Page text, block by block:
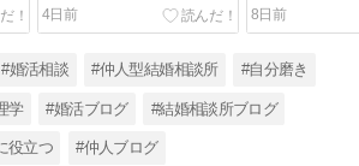
4日前
8日前
#婚活相談 #仲人型結婚相談所 #自分磨き
学 #婚活ブログ #結婚相談所ブログ
役立つ #仲人ブログ